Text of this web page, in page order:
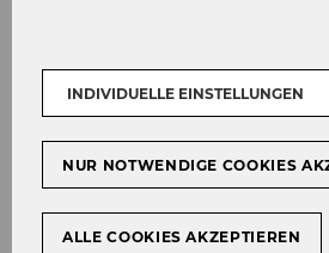
ni­sa­tio­nenstra­te­gisch und
ge­stal­ten. Im Mit­tel­punkt
ni­sa­tio­nen und Ge­sell­schaft
re­flek­tiert und nach­hal­tig
kön­nen.
INDIVIDUELLE EINSTELLUNGEN
NUR NOTWENDIGE COOKIES
ALLE COOKIES AKZEPTIEREN